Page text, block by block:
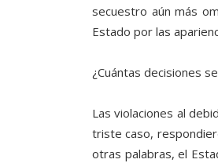
secuestro aún más
Estado por las
¿Cuántas decisiones
Las violaciones al
triste caso,
otras palabras, el